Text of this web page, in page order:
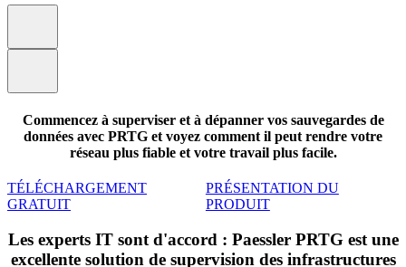
Commencez à superviser et à dépanner vos sauvegardes de
données avec PRTG et voyez comment il peut rendre votre
réseau plus fiable et votre travail plus facile.
TÉLÉCHARGEMENT
GRATUIT
PRÉSENTATION DU
PRODUIT
Les experts IT sont d'accord : Paessler PRTG est une
excellente solution de supervision des infrastructures